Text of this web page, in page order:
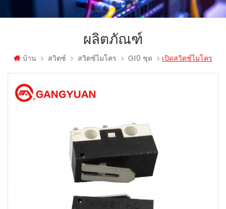
ผลิตภัณฑ์
บ้าน สวิตซ์ สวิตช์ไมโคร G10 ชุด เปิดสวิตช์ไมโคร